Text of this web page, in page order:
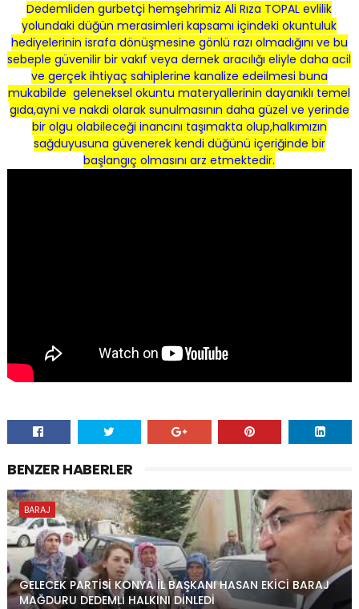
Dedemliden gurbetçi hemşehrimiz Ali Rıza TOPAL evlilik
yolundaki düğün merasimleri kapsamı içindeki okuntuluk
hediyelerinin israfa dönüşmesine gönlü razı olmadığını ve bu
sebeple güvenilir bir vakıf veya dernek aracılığı eliyle daha acil
ve gerçek ihtiyaç sahiplerine kanalize edeilmesi buna
mukabilde geleneksel okuntu materyallerinin dayanıklı temel
gıda,ayni ve nakdi olarak sunulmasının daha güzel ve yerinde
bir olgu olabileceği inancını taşımakta olup,halkımızın
sağduyusuna güvenerek kendi düğünü içeriğinde bir
başlangıç olmasını arz etmektedir.
BENZER HABERLER
BARAJ
GELECEK PARTİSİ KONYA İL BAŞKANI HASAN EKİCİ BARAJ
MAĞDURU DEDEMLİ HALKINI DİNLEDİ